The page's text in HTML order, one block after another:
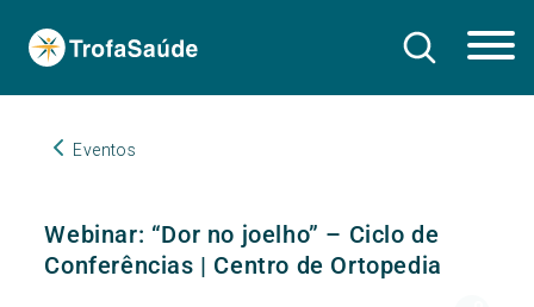
Eventos
Webinar: “Dor no joelho” – Ciclo de
Conferências | Centro de Ortopedia